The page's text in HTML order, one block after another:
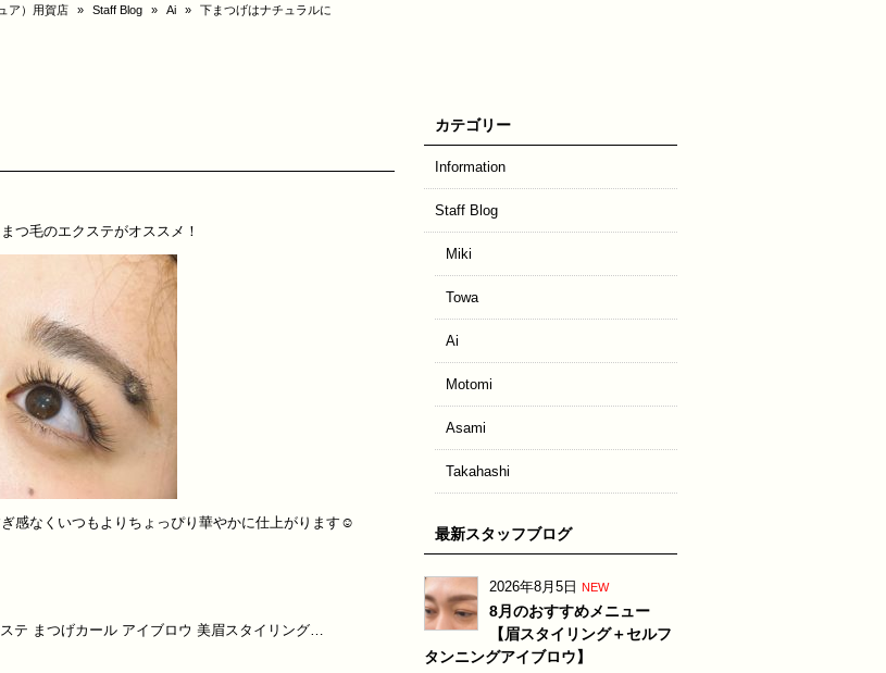
ア）用賀店 » Staff Blog » Ai » 下まつげはナチュラルに
つ毛のエクステがオススメ！
感なくいつもよりちょっぴり華やかに仕上がります☺︎
テ まつげカール アイブロウ 美眉スタイリング…
カテゴリー
Information
Staff Blog
Miki
Towa
Ai
Motomi
Asami
Takahashi
最新スタッフブログ
2026年8月5日 NEW
8月のおすすめメニュー
【眉スタイリング＋セルフ
タンニングアイブロウ】